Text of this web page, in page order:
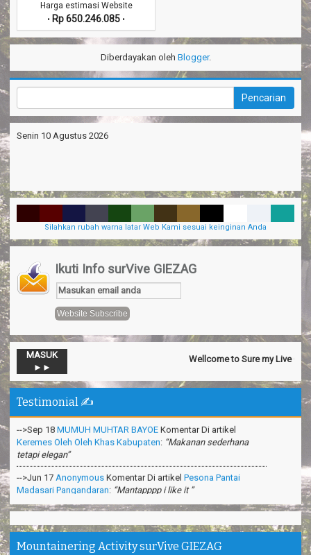
Harga estimasi Website
• Rp 650.246.085 •
Diberdayakan oleh Blogger.
Senin 10 Agustus 2026
Silahkan rubah warna latar Web Kami sesuai keinginan Anda
Ikuti Info surVive GIEZAG
MASUK
►►
Wellcome to Sure my Live
Testimonial ✍️
-->Nov 13 Komentar Di artikel Taman
Pacuan Kuda Kabupaten Pangandaran
biasa”
Keremes Oleh Oleh Khas Kabupaten :“Makanan sederhana
tetapi elegan”
-->Jun 17Anonymous
Madasari Pangandaran:“Mantapppp i like it ”
-->Mar 31 AnonymousKomentar Di artikelCara Membuat
Shampoo Alami Di Hutan:“Sangat bermanfaat ilmunya”
-->Feb 26AnonymousKomentar Di artikelTeknik Survival
Gurun Pasir:“apa itu survival dipadang pasir?”
Mountainering Activity surVive GIEZAG